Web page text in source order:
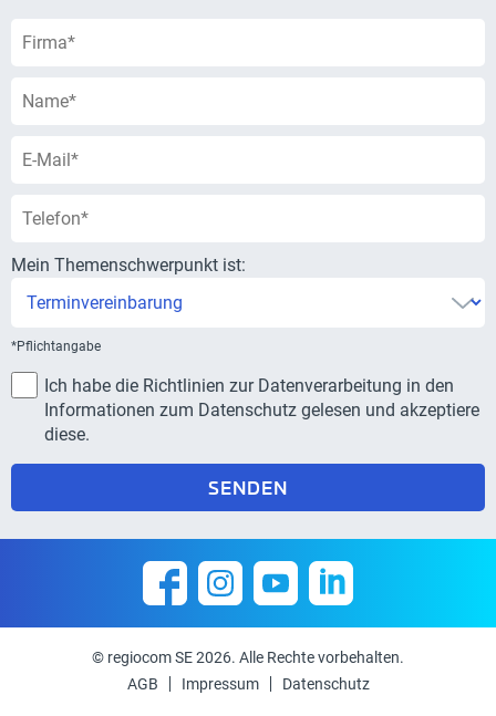
Mein Themenschwerpunkt ist:
*Pflichtangabe
Ich habe die Richtlinien zur Datenverarbeitung in den
Informationen zum Datenschutz gelesen und akzeptiere
diese.
© regiocom SE 2026. Alle Rechte vorbehalten.
AGB
Impressum Datenschutz